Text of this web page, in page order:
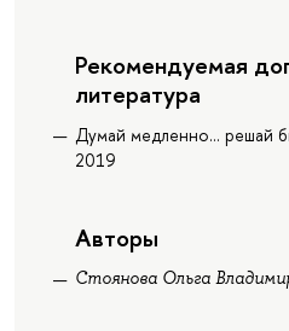
Рекомендуемая
литература
Думай медленно... решай
2019
Авторы
Стоянова Ольга